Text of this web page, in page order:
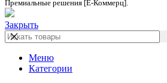
Премиальные решения [Е-Коммерц].
Закрыть
Меню
Категории